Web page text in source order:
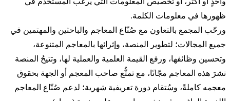
ظهورها في معلومات الكلمة.
ورحّب المجمع بالتعاون مع صُنّاع المعاجم والباحثين والمهتمين في
جميع المجالات؛ لتطوير المنصة، وإثرائها بالمعاجم المتنوعة،
وتحسين وظائفها، ورفع القيمة العلمية والعملية لها، وتتيحُ المنصة
نشرَ هذه المعاجم مجّانًا، مع تمتُّع صاحب المعجم أو الجهة بحقوق
معجمه كاملةً، وسُتقام دورة تعريفية شهرية؛ لدعم صُنّاع المعاجم